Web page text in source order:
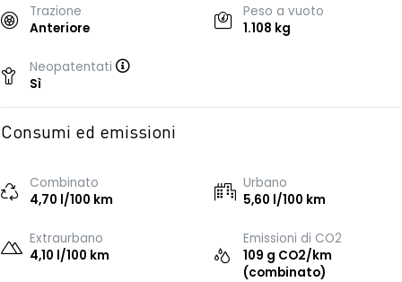
Trazione
Anteriore
Peso a vuoto
1.108 kg
Neopatentati
Sì
Consumi ed emissioni
Combinato
4,70 l/100 km
Urbano
5,60 l/100 km
Extraurbano
4,10 l/100 km
Emissioni di CO2
109 g CO2/km
(combinato)